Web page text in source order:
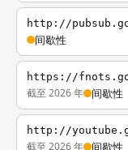
http://
间歇性
https://
截至 2026 年 间歇性
http://
截至 2026 年 间歇性